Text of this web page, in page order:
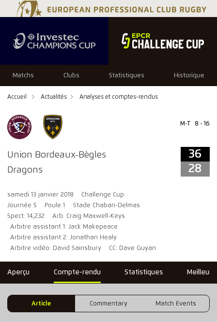
Matchs Clubs Statistiques Historique
Accueil Actualités Analyses et comptes-rendus
Union Bordeaux-Bègles
Dragons
M-T 8 - 16
36
28
samedi 13 janvier 2018
Challenge Cup
Journée 5
Poule 1
Stade Chaban-Delmas
Spect: 14,232
Arb: Craig Maxwell-Keys
Arbitre assistant 1: Jack Makepeace
Arbitre assistant 2: Jonathan Healy
Arbitre vidéo: David Sainsbury
CC: Dave Guyan
36 28
Aperçu Compte-rendu Statistiques
Article Commentary Match Events